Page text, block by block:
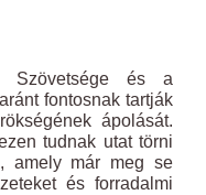
Szövetsége és a
fontosnak tartják
ápolását.
tudnak utat törni
amely már meg se
és forradalmi